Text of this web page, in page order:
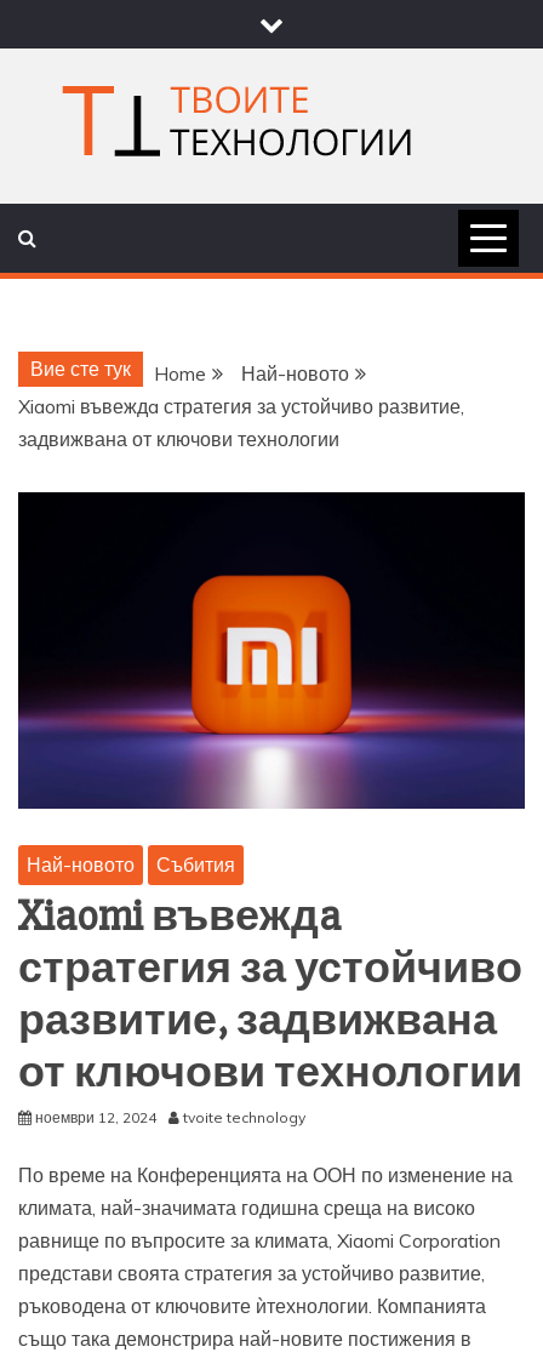
to
content
ТВОИТЕ
Вие сте тук Home
Най-новото
Xiaomi въвеждa стратегия за устойчиво развитие,
задвижвана от ключови технологии
Най-новото Събития
Xiaomi въвеждa
стратегия за устойчиво
развитие, задвижвана
от ключови технологии
ноември 12, 2024 tvoite technology
По време на Конференцията на ООН по изменение на
климата, най-значимата годишна среща на високо
равнище по въпросите за климата, Xiaomi Corporation
представи своята стратегия за устойчиво развитие,
ръководена от ключовите ѝтехнологии. Компанията
също така демонстрира най-новите постижения в